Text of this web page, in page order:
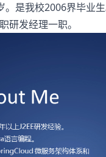
是我校2006界毕业生
研发经理一职。